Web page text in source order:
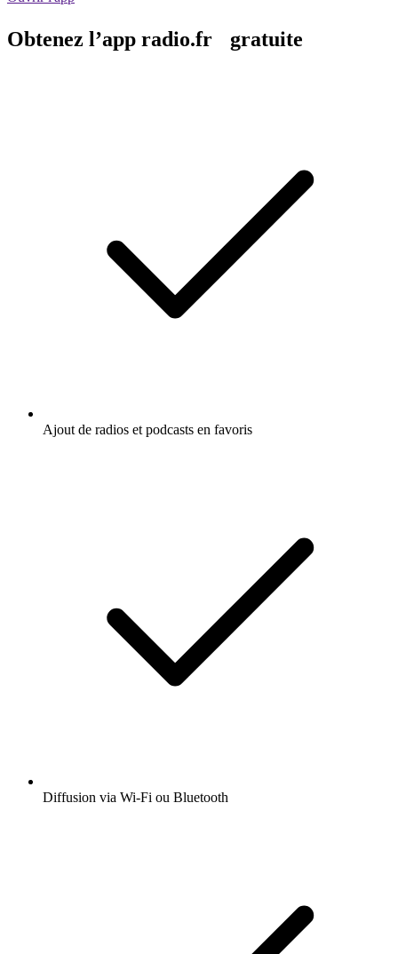
Obtenez l’app radio.fr gratuite
Ajout de radios et podcasts en favoris
Diffusion via Wi-Fi ou Bluetooth